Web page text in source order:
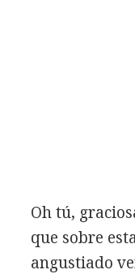
Oh tú,
que sobre
angustiado